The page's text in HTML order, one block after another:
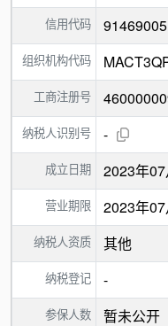
信用代码
组织机构代码
工商注册号
纳税人识别号 -
成立日期 2023年
营业期限 2023年
纳税人资质 其他
纳税登记 -
参保人数 暂未公开